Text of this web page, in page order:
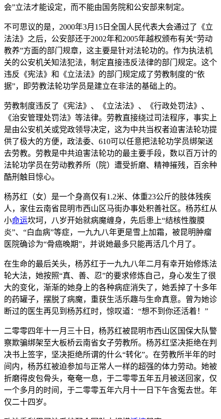
会”立法才能设定，而不能由国务院和公安部来制定。
不可思议的是，2000年3月15日全国人民代表大会通过了《立
法法》之后，公安部还于2002年和2005年越权颁布有关“劳动
教养”方面的部门规章，这主要是针对法轮功的。作为执法机
关的公安机关知法犯法，制定直接违反法律的部门规定。这个
违反《宪法》和《立法法》的部门规定成了劳教制度的“依
据”，即劳教法轮功学员是建立在非法的基础上的。
劳教制度违反了《宪法》、《立法法》、《行政处罚法》、
《治安管理处罚法》等法律。劳教直接绕过司法程序，事实上
是由公安机关或党政领导决定，这为中共当权者迫害法轮功提
供了极大的方便，政法委、610可以任意把法轮功学员绑架送
去劳教。劳教是中共迫害法轮功的最主要手段，数以百万计的
法轮功学员在劳动教养所（院）遭受折磨、精神摧残，百余种
酷刑触目惊心。
杨苏红（女）是一个身高仅有1.2米、体重23公斤的肢体残疾
人，家住云南省昆明市西山区马街办事处积善社区。杨苏红从
小命运坎坷，八岁开始就病魔缠身，先后患上“结核性腹膜
炎”、“白血病”等症，一九九八年更是雪上加霜，被昆明肿瘤
医院确诊为“骨癌晚期”，并说她最多只能再活几个月了。
在生命的最后关头，杨苏红于一九九八年二月有幸开始修炼法
轮大法，她按照“真、善、忍”的要求修炼自己，身心发生了很
大的变化，渐渐的她身上的各种病症消失了，她丢掉了十多年
的药罐子，摆脱了病魔，重获生活乐趣与生命真意。曾为她诊
断过的医生再见到杨苏红时，惊叹道：“想不到你还活着！”
二零零四年十一月三十日，杨苏红被昆明市西山区国保大队警
察欺骗绑架至大板桥云南省女子劳教所。杨苏红坚决拒绝在判
决书上签字，坚决拒绝所谓的什么“转化”。在劳教所半年的时
间内，杨苏红被迫参加与正常人一样的超强的体力劳动。她被
折磨得皮包骨头，奄奄一息，于二零零五年五月被送回家，仅
一个多月的时间，于二零零五年六月十一日下午含冤去世。年
仅二十四岁。